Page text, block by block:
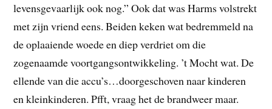
levensgevaarlijk ook nog.” Ook dat was Harms volstrekt
met zijn vriend eens. Beiden keken wat bedremmeld na
de oplaaiende woede en diep verdriet om die
zogenaamde voortgangsontwikkeling. ’t Mocht wat. De
ellende van die accu’s…doorgeschoven naar kinderen
en kleinkinderen. Pfft, vraag het de brandweer maar.